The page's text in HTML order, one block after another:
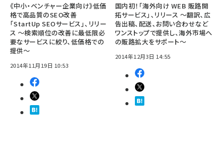
《中小・ベンチャー企業向け》低価
格で高品質のSEO改善
「StartUp SEOサービス」、リリー
ス ～検索順位の改善に最低限必
要なサービスに絞り、低価格での
提供～
2014年11月19日 10:53
国内初！「海外向け WEB 販路開
拓サービス」、リリース ～翻訳、広
告出稿、配送、お問い合わせなど
ワンストップで提供し、海外市場へ
の販路拡大をサポート～
2014年12月3日 14:55